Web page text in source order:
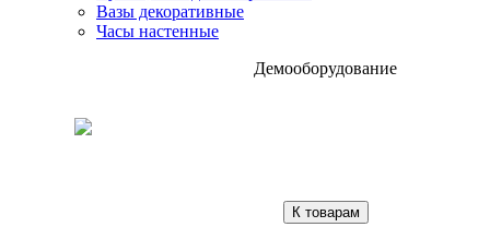
Вазы декоративные
Часы настенные
Демооборудование
К товарам